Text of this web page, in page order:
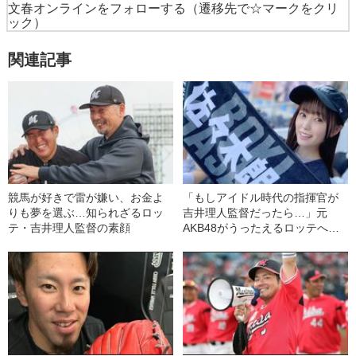
文春オンラインをフォローする
（遷移先で☆マークをクリ
ック）
関連記事
競馬が好きで雷が嫌い、お金よ
りも夢を選ぶ…知られざるロッ
テ・吉井理人監督の素顔
「もしアイドル時代の指揮官が
吉井理人監督だったら…」元
AKB48がうったえるロッテへの